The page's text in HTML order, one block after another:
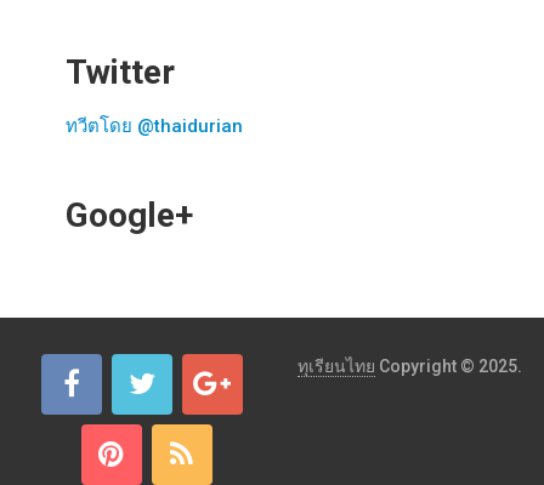
Twitter
ทวีตโดย @thaidurian
Google+
ทุเรียนไทย Copyright © 2025.